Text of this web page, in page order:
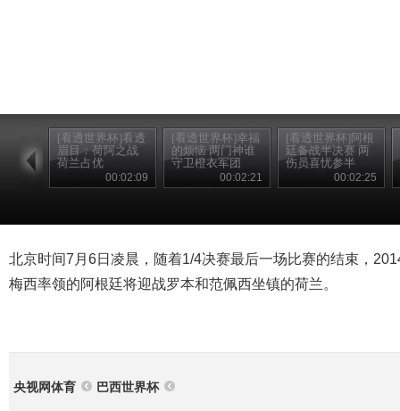
[看透世界杯]看透
眉目：荷阿之战
荷兰占优
00:02:09
[看透世界杯]幸福
的烦恼 两门神谁
守卫橙衣军团
00:02:21
[看透世界杯]阿根
廷备战半决赛 两
伤员喜忧参半
00:02:25
北京时间7月6日凌晨，随着1/4决赛最后一场比赛的结束，
梅西率领的阿根廷将迎战罗本和范佩西坐镇的荷兰。
央视网体育 巴西世界杯